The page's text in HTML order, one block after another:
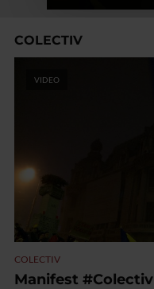
COLECTIV
VIDEO
COLECTIV
Manifest #Colectiv